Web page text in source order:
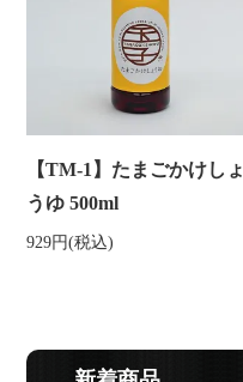
【TM-1】たまごかけしょ
うゆ 500ml
929円(税込)